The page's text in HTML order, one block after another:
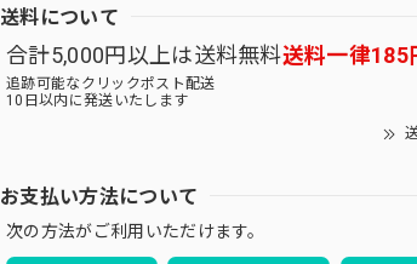
送料について
合計5,000円以上は送料無料送料一律185
追跡可能なクリックポスト配送
10日以内に発送いたします
お支払い方法について
次の方法がご利用いただけます。